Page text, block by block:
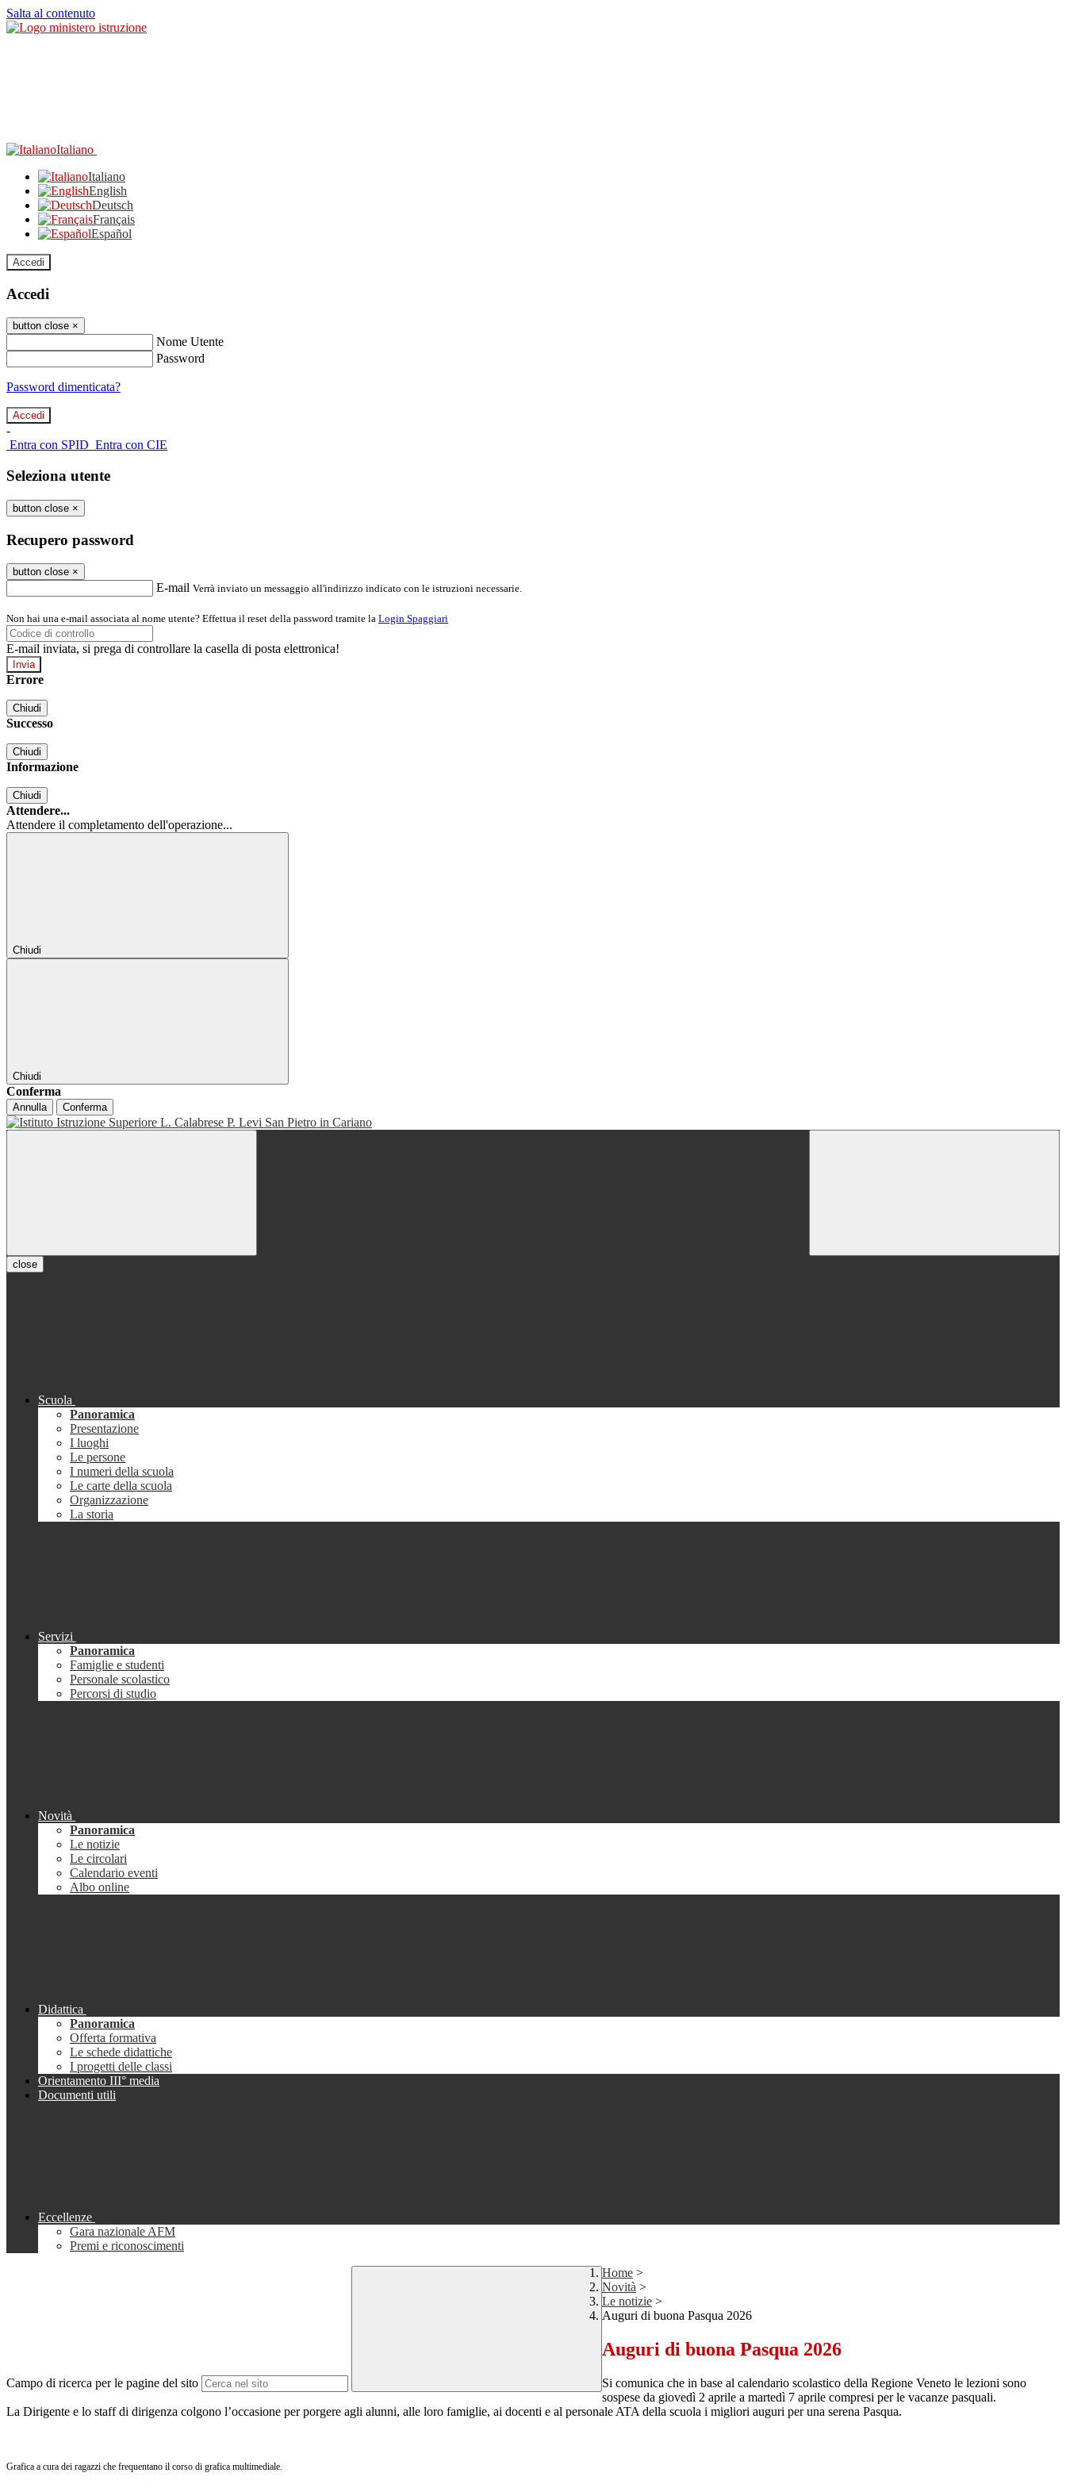
Salta al contenuto
Italiano
Italiano
English
Deutsch
Français
Español
Accedi
Accedi
button close ×
Nome Utente
Password
Password dimenticata?
-
Entra con SPID Entra con CIE
Seleziona utente
button close ×
Recupero password
button close ×
E-mail Verrà inviato un messaggio all'indirizzo indicato con le istruzioni necessarie.
Non hai una e-mail associata al nome utente? Effettua il reset della password tramite la Login Spaggiari
E-mail inviata, si prega di controllare la casella di posta elettronica!
Errore
Chiudi
Successo
Chiudi
Informazione
Chiudi
Attendere...
Attendere il completamento dell'operazione...
Chiudi
Chiudi
Conferma
Annulla Conferma
close
Scuola
Panoramica
Presentazione
I luoghi
Le persone
I numeri della scuola
Le carte della scuola
Organizzazione
La storia
Servizi
Panoramica
Famiglie e studenti
Personale scolastico
Percorsi di studio
Novità
Panoramica
Le notizie
Le circolari
Calendario eventi
Albo online
Didattica
Panoramica
Offerta formativa
Le schede didattiche
I progetti delle classi
Orientamento III° media
Documenti utili
Eccellenze
Gara nazionale AFM
Premi e riconoscimenti
Campo di ricerca per le pagine del sito
Home >
Novità >
Le notizie >
Auguri di buona Pasqua 2026
Auguri di buona Pasqua 2026
Si comunica che in base al calendario scolastico della Regione Veneto le lezioni sono
sospese da giovedì 2 aprile a martedì 7 aprile compresi per le vacanze pasquali.
La Dirigente e lo staff di dirigenza colgono l’occasione per porgere agli alunni, alle loro famiglie, ai docenti e al personale ATA della scuola i migliori auguri per una serena Pasqua.
Grafica a cura dei ragazzi che frequentano il corso di grafica multimediale.